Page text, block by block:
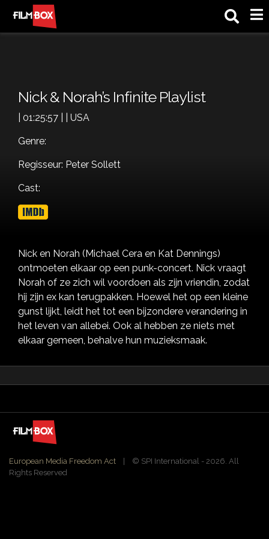
Nick & Norah’s Infinite Playlist
| 01:25:57 | | USA
Genre:
Regisseur: Peter Sollett
Cast:
Nick en Norah (Michael Cera en Kat Dennings)
ontmoeten elkaar op een punk-concert. Nick vraagt
Norah of ze zich wil voordoen als zijn vriendin, zodat
hij zijn ex kan terugpakken. Hoewel het op een kleine
gunst lijkt, leidt het tot een bijzondere verandering in
het leven van allebei. Ook al hebben ze niets met
elkaar gemeen, behalve hun muzieksmaak.
European Media Freedom Act | ©️ SPI International - 2026. All
Rights Reserved